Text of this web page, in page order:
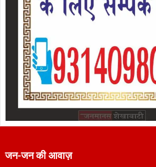
जन-जन की आवाज़